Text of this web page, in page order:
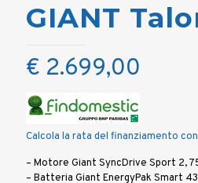
GIANT
€ 2.699,00
Calcola la rata del finanziamento
– Motore Giant SyncDrive Sport 2,
– Batteria Giant EnergyPak Smart